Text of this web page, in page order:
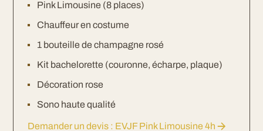
Pink Limousine (8 places)
Chauffeur en costume
1 bouteille de champagne rosé
Kit bachelorette (couronne, écharpe, plaque)
Décoration rose
Sono haute qualité
Demander un devis : EVJF Pink Limousine 4h